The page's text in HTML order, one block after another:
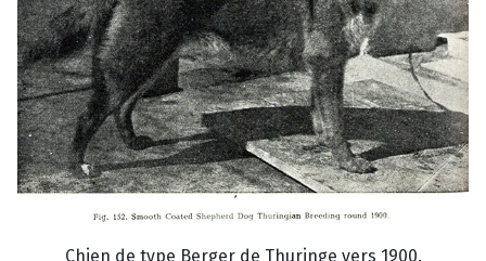
Chien de type Berger de Thuringe vers 1900.